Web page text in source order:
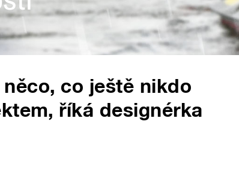
co ještě nikdo
říká designérka